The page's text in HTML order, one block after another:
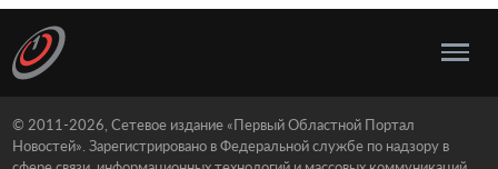
© 2011-2026, Сетевое издание «Первый Областной Портал
Новостей». Зарегистрировано в Федеральной службе по надзору в